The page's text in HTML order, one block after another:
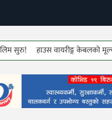
हाउस वायरीङ्ग केबलको मूल्यवृद्धि!